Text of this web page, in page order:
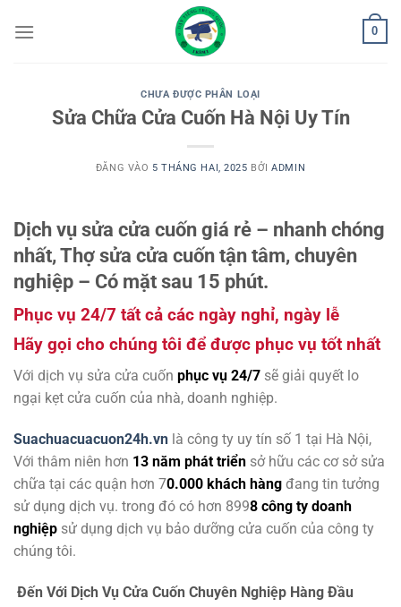
qua
0
CHƯA ĐƯỢC PHÂN LOẠI
Sửa Chữa Cửa Cuốn Hà Nội Uy Tín
ĐĂNG VÀO 5 THÁNG HAI, 2025 BỞIADMIN
Dịch vụ sửa cửa cuốn giá rẻ – nhanh chóng
nhất, Thợ sửa cửa cuốn tận tâm, chuyên
nghiệp – Có mặt sau 15 phút.
Phục vụ 24/7 tất cả các ngày nghỉ, ngày lễ
Hãy gọi cho chúng tôi để được phục vụ tốt nhất
Với dịch vụ sửa cửa cuốn phục vụ 24/7 sẽ giải quyết lo
ngại kẹt cửa cuốn của nhà, doanh nghiệp.
Suachuacuacuon24h.vn là công ty uy tín số 1 tại Hà Nội,
Với thâm niên hơn 13 năm phát triển sở hữu các cơ sở sửa
chữa tại các quận hơn 70.000 khách hàng đang tin tưởng
sử dụng dịch vụ. trong đó có hơn 8998 công ty doanh
nghiệp sử dụng dịch vụ bảo dưỡng cửa cuốn của công ty
chúng tôi.
Đến Với Dịch Vụ Cửa Cuốn Chuyên Nghiệp Hàng Đầu